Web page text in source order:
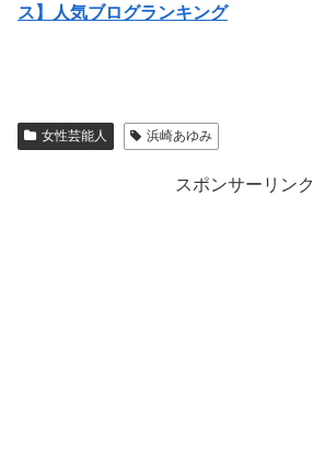
ス】人気ブログランキング
女性芸能人 浜崎あゆみ
スポンサーリンク